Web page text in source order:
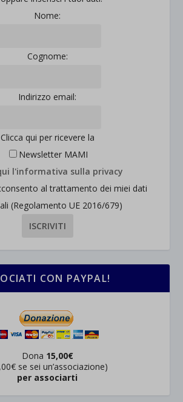
Nome:
Cognome:
Indirizzo email:
Clicca qui per ricevere la
Newsletter MAMI
l'informativa sulla privacy
al trattamento dei miei dati
(Regolamento UE 2016/679)
CON PAYPAL!
Dona 15,00€
se sei un’associazione)
per associarti